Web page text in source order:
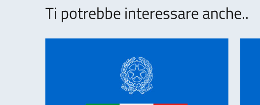
Ti potrebbe interessare anche..